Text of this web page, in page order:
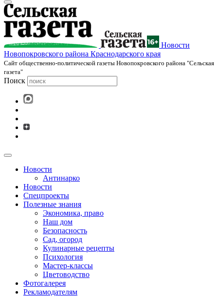
Новости
Новопокровского района Краснодарского края
Cайт общественно-политической газеты Новопокровского района "Сельская
газета"
Поиск
Новости
Антинарко
Новости
Спецпроекты
Полезные знания
Экономика, право
Наш дом
Безопасность
Сад, огород
Кулинарные рецепты
Психология
Мастер-классы
Цветоводство
Фотогалерея
Рекламодателям